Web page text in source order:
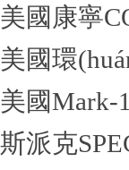
美國康寧
美國環
美國Mark-
斯派克